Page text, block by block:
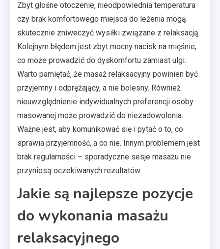
Zbyt głośne otoczenie, nieodpowiednia temperatura
czy brak komfortowego miejsca do leżenia mogą
skutecznie zniweczyć wysiłki związane z relaksacją.
Kolejnym błędem jest zbyt mocny nacisk na mięśnie,
co może prowadzić do dyskomfortu zamiast ulgi.
Warto pamiętać, że masaż relaksacyjny powinien być
przyjemny i odprężający, a nie bolesny. Również
nieuwzględnienie indywidualnych preferencji osoby
masowanej może prowadzić do niezadowolenia.
Ważne jest, aby komunikować się i pytać o to, co
sprawia przyjemność, a co nie. Innym problemem jest
brak regularności – sporadyczne sesje masażu nie
przyniosą oczekiwanych rezultatów.
Jakie są najlepsze pozycje
do wykonania masażu
relaksacyjnego